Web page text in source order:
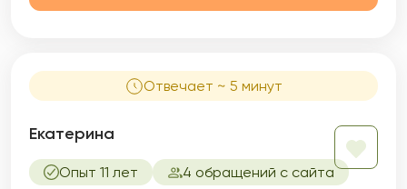
Отвечает ~ 5 минут
Екатерина
Опыт 11 лет 4 обращений с сайта